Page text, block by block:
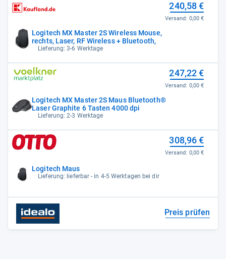
Logitech MX Master 2S Wireless Mouse,
rechts, Laser, RF Wireless + Bluetooth,
Lieferung: 3-6 Werktage
240,58 €
Versand: 0,00 €
Logitech MX Master 2S Maus Bluetooth®
Laser Graphite 6 Tasten 4000 dpi
Lieferung: 2-3 Werktage
247,22 €
Versand: 0,00 €
Logitech Maus
Lieferung: lieferbar - in 4-5 Werktagen bei dir
308,96 €
Versand: 0,00 €
Preis prüfen